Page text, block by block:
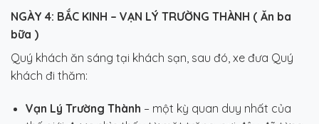
NGÀY 4: BẮC KINH – VẠN LÝ TRƯỜNG THÀNH ( Ăn ba
bữa )
Quý khách ăn sáng tại khách sạn, sau đó, xe đưa Quý
khách đi thăm:
Vạn Lý Trường Thành – một kỳ quan duy nhất của